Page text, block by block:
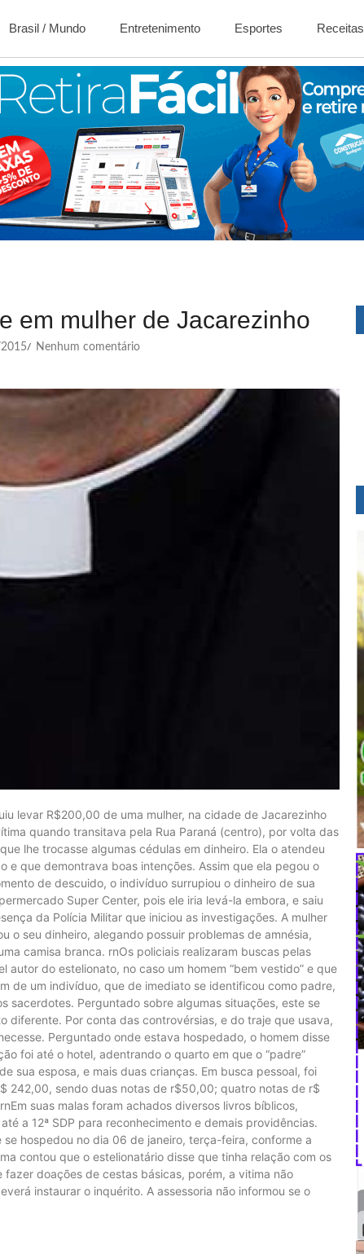
Brasil / Mundo Entretenimento Esportes Receitas
em mulher de Jacarezinho
/ Nenhum comentário
levar R$200,00 de uma mulher, na cidade de Jacarezinho
quando transitava pela Rua Paraná (centro), por volta das
lhe trocasse algumas cédulas em dinheiro. Ela o atendeu
que demontrava boas intenções. Assim que ela pegou o
de descuido, o indivíduo surrupiou o dinheiro de sua
Super Center, pois ele iria levá-la embora, e saiu
da Polícia Militar que iniciou as investigações. A mulher
o seu dinheiro, alegando possuir problemas de amnésia,
camisa branca. rnOs policiais realizaram buscas pelas
do estelionato, no caso um homem “bem vestido” e que
de um indivíduo, que de imediato se identificou como padre,
sacerdotes. Perguntado sobre algumas situações, este se
diferente. Por conta das controvérsias, e do traje que usava,
Perguntado onde estava hospedado, o homem disse
foi até o hotel, adentrando o quarto em que o “padre”
sua esposa, e mais duas crianças. Em busca pessoal, foi
242,00, sendo duas notas de r$50,00; quatro notas de r$
suas malas foram achados diversos livros bíblicos,
a 12ª SDP para reconhecimento e demais providências.
hospedou no dia 06 de janeiro, terça-feira, conforme a
contou que o estelionatário disse que tinha relação com os
doações de cestas básicas, porém, a vitima não
instaurar o inquérito. A assessoria não informou se o